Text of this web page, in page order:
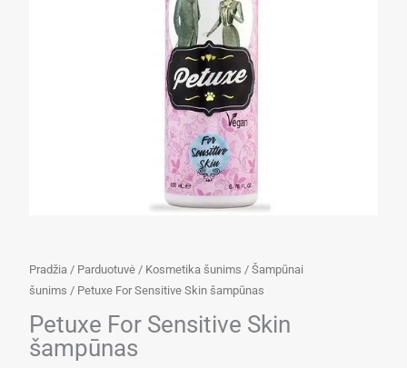
Pradžia / Parduotuvė / Kosmetika šunims /Šampūnai
šunims / Petuxe For Sensitive Skin šampūnas
Petuxe For Sensitive Skin
šampūnas